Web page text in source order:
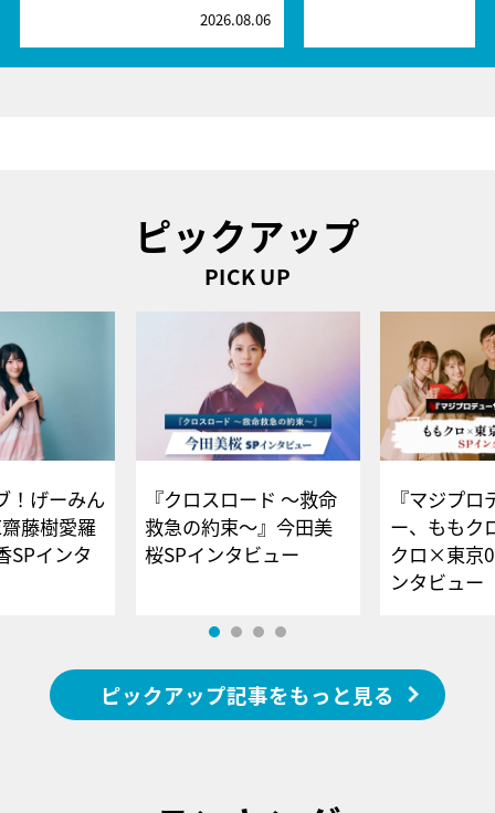
2026.08.06
ピックアップ
PICK UP
！げーみん
藤樹愛羅
SPインタ
『クロスロード ～救命
救急の約束～』今田美
桜SPインタビュー
『マジプロ
ー、ももク
クロ×東京
ンタビュー
ピックアップ記事をもっと見る